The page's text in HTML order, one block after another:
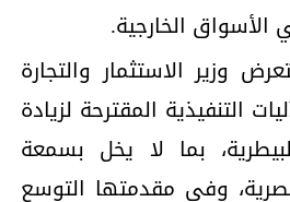
الأسواق الخارجية.
وزير الاستثمار والتجارة
التنفيذية المقترحة لزيادة
بما لا يخل بسمعة
وفي مقدمتها التوسع